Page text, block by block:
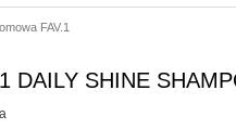
FAV.1
DAILY SHINE